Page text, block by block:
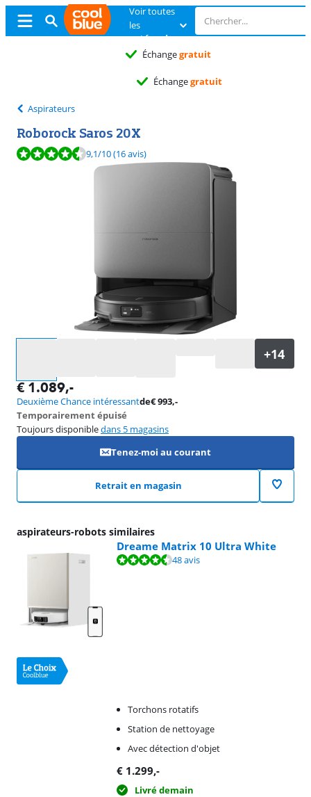
Voir toutes
les
catégories
Échangegratuit
Échangegratuit
Aspirateurs
Roborock Saros 20X
La note est de 9,1 sur 10, basée sur 16 avis.
9,1/10(16 avis)
€1.089,-
Deuxième Chance intéressantde€993,-
Temporairement épuisé
Toujours disponibledans 5 magasins
Tenez-moi au courant
Retrait en magasin
aspirateurs-robots similaires
Dreame Matrix 10 Ultra White
La note est de 9,0 sur 10, basée sur 48 avis.
48 avis
Torchons rotatifs
Station de nettoyage
Avec détection d'objet
€ 1.299,-
Livré demain